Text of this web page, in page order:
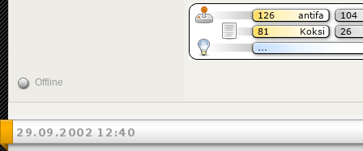
Offline
29.09.2002 12:40